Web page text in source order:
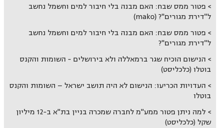
פטור ממס שבח: האם מבנה בלי חיבור למים וחשמל נחשב
ל"דירת מגורים"? (mako)
פטור ממס שבח: האם מבנה בלי חיבור למים וחשמל נחשב
ל"דירת מגורים"?
הנישום הוכיח שגר ברמאללה ולא בירושלים - השומות והקנס
בוטלו (כלכליסט)
העדויות הכריעו: הנישום לא היה תושב ישראל – השומות והקנס
בוטלו
למה ניתן פטור ממע"מ לחברה שמכרה בניין בת"א ב-12 מיליון
שקל (כלכליסט)